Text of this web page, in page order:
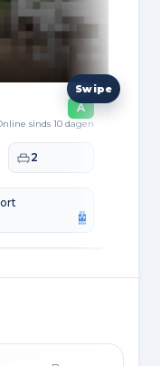
A
sinds 10 dagen
Slaapkamers
2